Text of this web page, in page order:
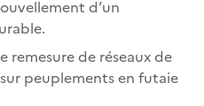
d’un
remesure de réseaux de
peuplements en futaie